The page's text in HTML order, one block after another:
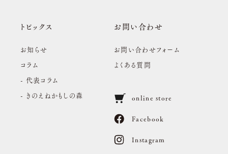
トピックス
お知らせ
コラム
- 代表コラム
- きのえねかもしの森
お問い合わせ
お問い合わせフォーム
よくある質問
online store
Facebook
Instagram